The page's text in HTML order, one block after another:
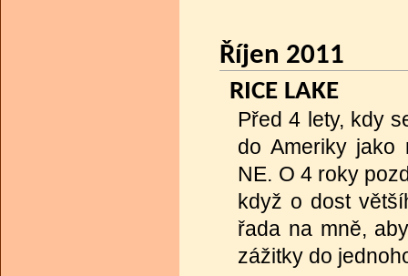
Říjen 2011
RICE LAKE
Před 4 lety, kdy
do Ameriky jako
NE. O 4 roky
když o dost
řada na mně,
zážitky do